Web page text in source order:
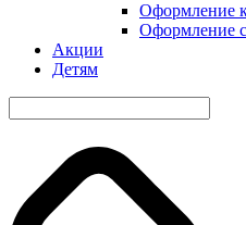
Оформление
Оформление
Акции
Детям